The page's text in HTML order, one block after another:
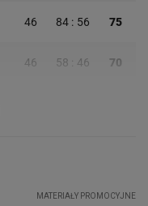
46 84 : 56 75
46 58 : 46 70